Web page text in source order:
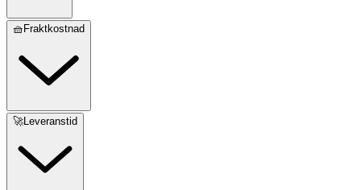
🧺Fraktkostnad
🚀Leveranstid